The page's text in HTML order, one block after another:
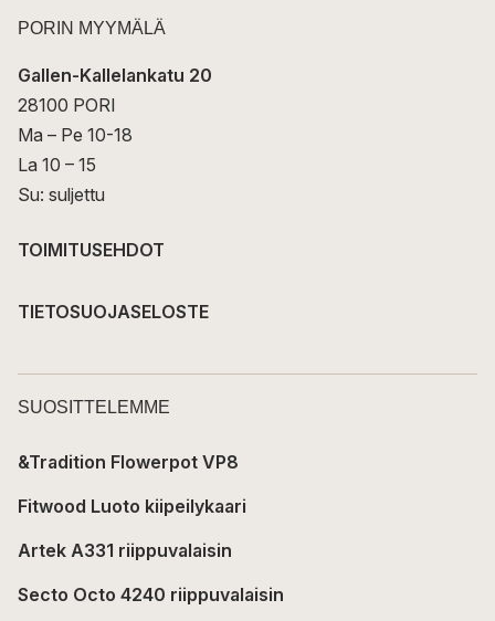
PORIN MYYMÄLÄ
Gallen-Kallelankatu 20
28100 PORI
Ma – Pe 10-18
La 10 – 15
Su: suljettu
TOIMITUSEHDOT
TIETOSUOJASELOSTE
SUOSITTELEMME
&Tradition Flowerpot VP8
Fitwood Luoto kiipeilykaari
Artek A331 riippuvalaisin
Secto Octo 4240 riippuvalaisin